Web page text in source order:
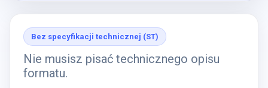
Bez specyfikacji technicznej (ST)
Nie musisz pisać technicznego opisu
formatu.